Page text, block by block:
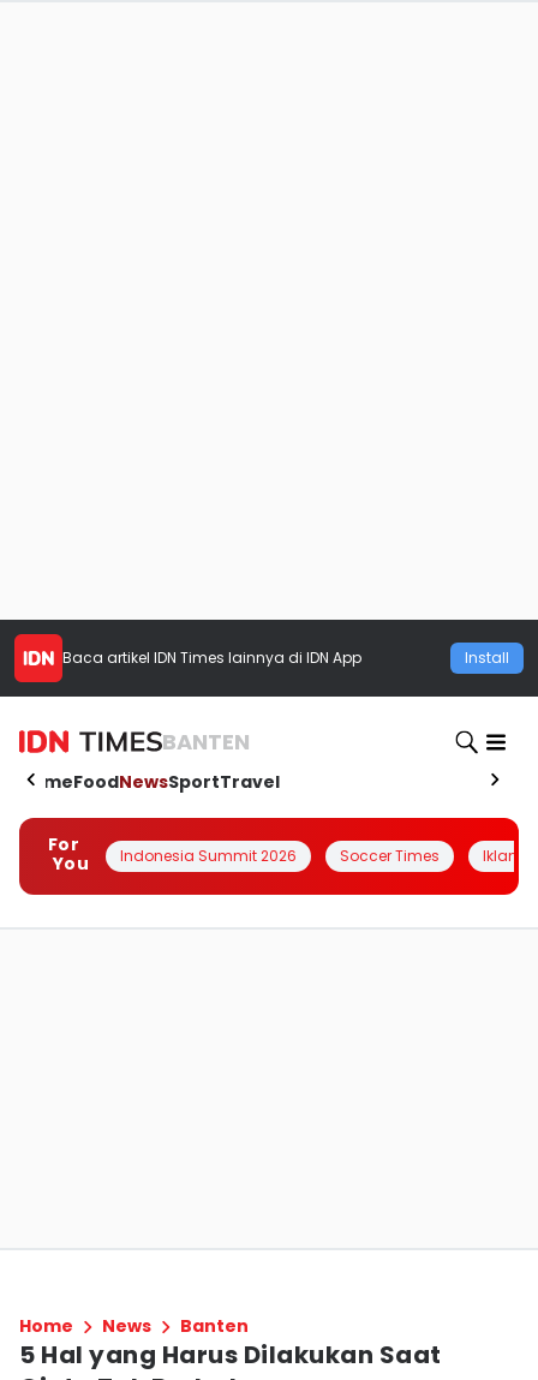
Baca artikel IDN Times lainnya di IDN App Install
BANTEN
HomeFoodNewsSportTravel
For
You
Indonesia Summit 2026 Soccer Times Iklanin
Home News Banten
5 Hal yang Harus Dilakukan Saat